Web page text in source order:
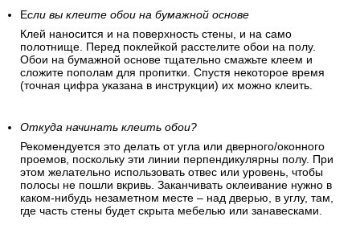
Если вы клеите обои на бумажной основе
Клей наносится и на поверхность стены, и на само
полотнище. Перед поклейкой расстелите обои на полу.
Обои на бумажной основе тщательно смажьте клеем и
сложите пополам для пропитки. Спустя некоторое время
(точная цифра указана в инструкции) их можно клеить.
Откуда начинать клеить обои?
Рекомендуется это делать от угла или дверного/оконного
проемов, поскольку эти линии перпендикулярны полу. При
этом желательно использовать отвес или уровень, чтобы
полосы не пошли вкривь. Заканчивать оклеивание нужно в
каком-нибудь незаметном месте – над дверью, в углу, там,
где часть стены будет скрыта мебелью или занавесками.